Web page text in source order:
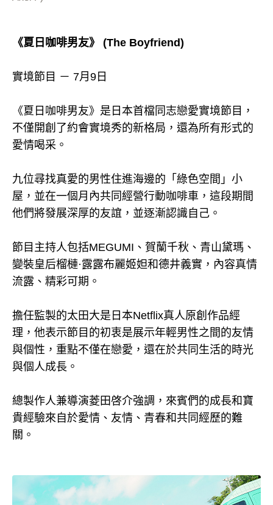
《夏日咖啡男友》 (The Boyfriend)
實境節目 － 7月9日
《夏日咖啡男友》是日本首檔同志戀愛實境節目，
不僅開創了約會實境秀的新格局，還為所有形式的
愛情喝采。
九位尋找真愛的男性住進海邊的「綠色空間」小
屋，並在一個月內共同經營行動咖啡車，這段期間
他們將發展深厚的友誼，並逐漸認識自己。
節目主持人包括MEGUMI、賀蘭千秋、青山黛瑪、
變裝皇后榴槤·露露布麗姬妲和德井義實，內容真情
流露、精彩可期。
擔任監製的太田大是日本Netflix真人原創作品經
理，他表示節目的初衷是展示年輕男性之間的友情
與個性，重點不僅在戀愛，還在於共同生活的時光
與個人成長。
總製作人兼導演菱田啓介強調，來賓們的成長和寶
貴經驗來自於愛情、友情、青春和共同經歷的難
關。